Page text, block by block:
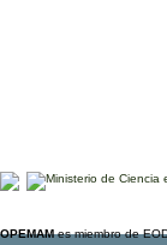
OPEMAMes miembro de